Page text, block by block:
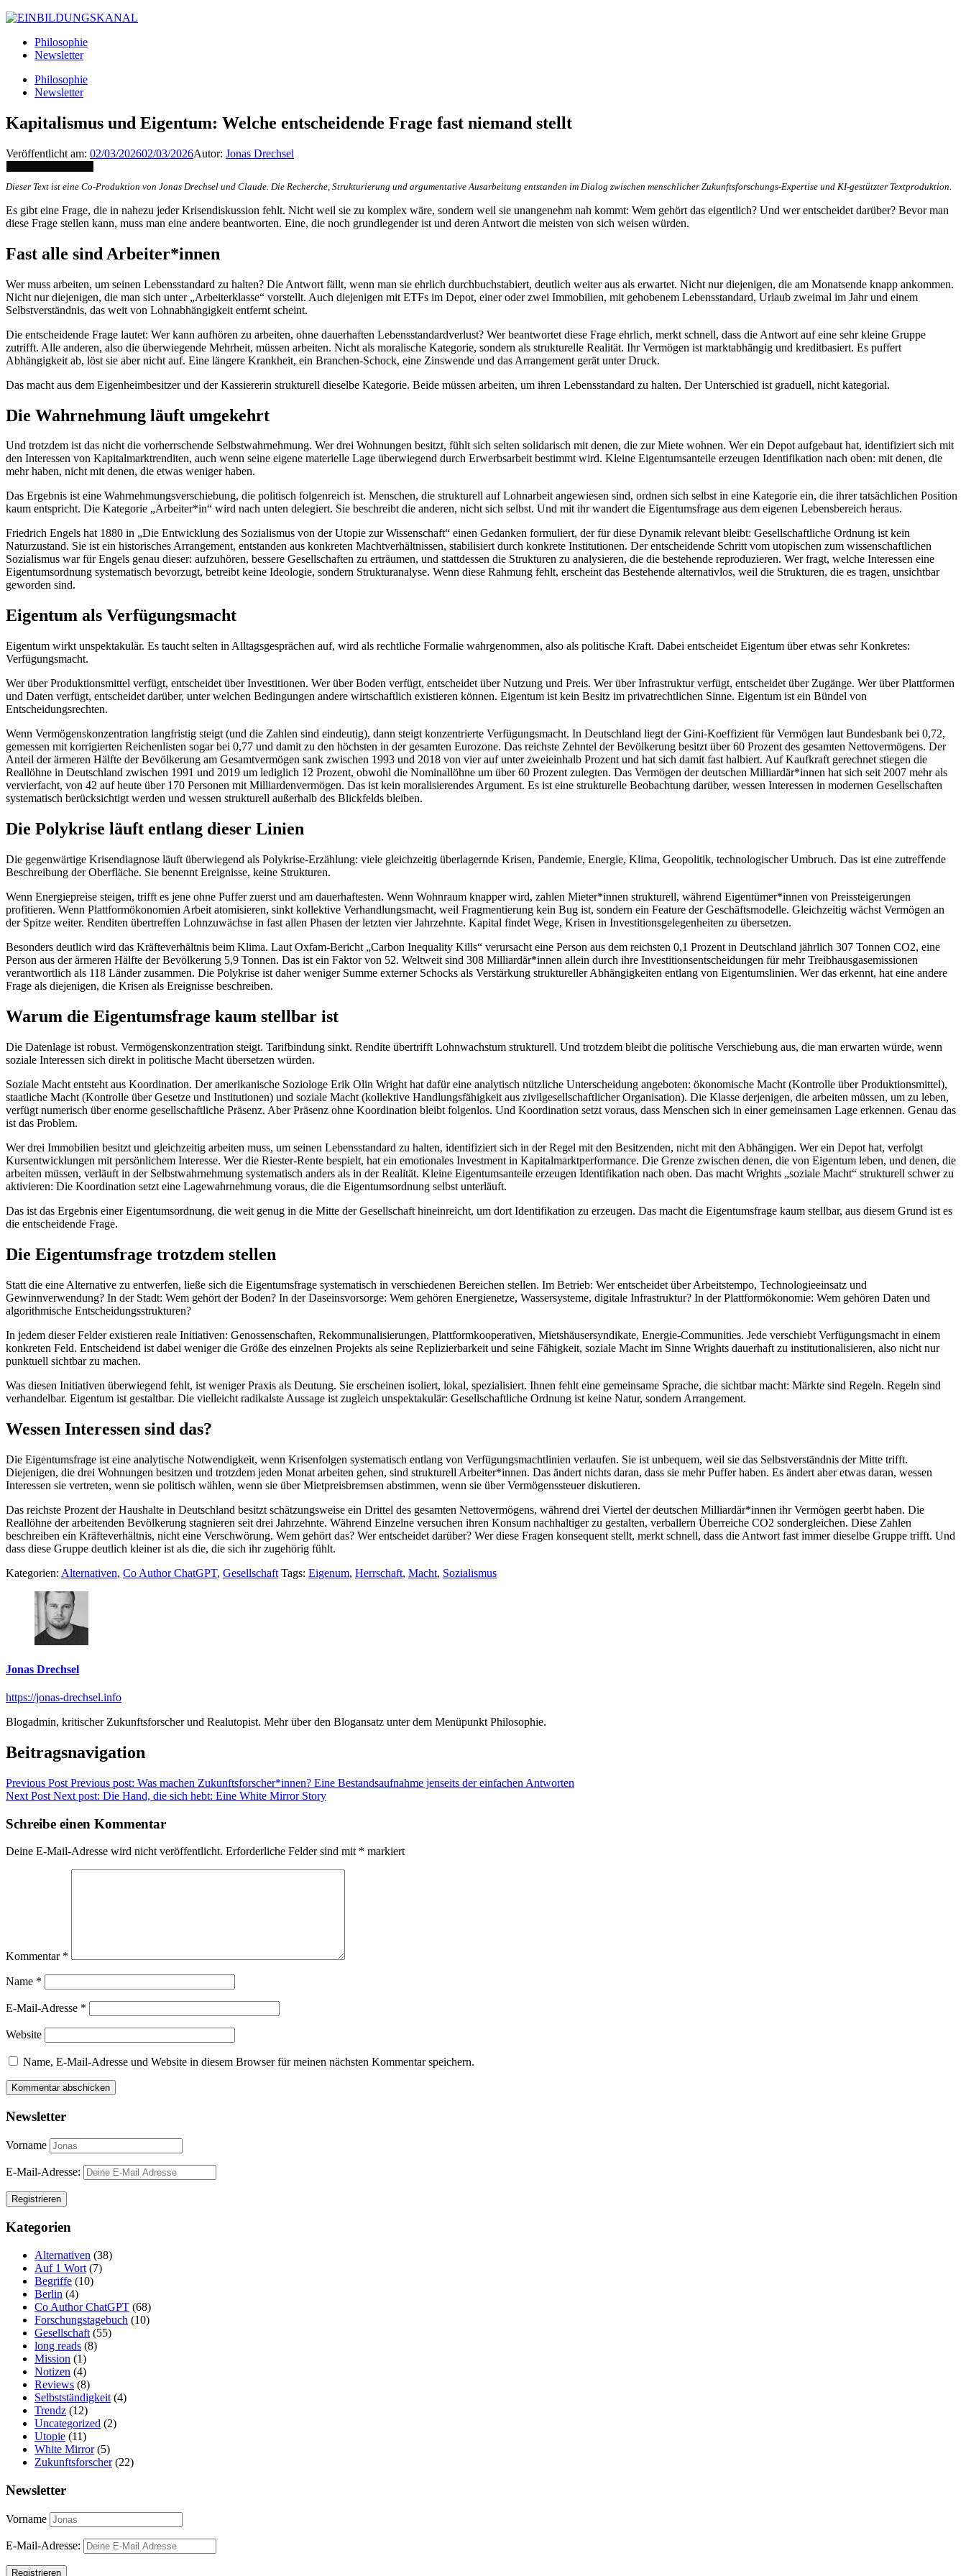
Philosophie
Newsletter
Philosophie
Newsletter
Kapitalismus und Eigentum: Welche entscheidende Frage fast niemand stellt
Veröffentlicht am: 02/03/202602/03/2026Autor: Jonas Drechsel
Dieser Text ist eine Co-Produktion von Jonas Drechsel und Claude. Die Recherche, Strukturierung und argumentative Ausarbeitung entstanden im Dialog zwischen menschlicher Zukunftsforschungs-Expertise und KI-gestützter Textproduktion.
Es gibt eine Frage, die in nahezu jeder Krisendiskussion fehlt. Nicht weil sie zu komplex wäre, sondern weil sie unangenehm nah kommt: Wem gehört das eigentlich? Und wer entscheidet darüber? Bevor man
diese Frage stellen kann, muss man eine andere beantworten. Eine, die noch grundlegender ist und deren Antwort die meisten von sich weisen würden.
Fast alle sind Arbeiter*innen
Wer muss arbeiten, um seinen Lebensstandard zu halten? Die Antwort fällt, wenn man sie ehrlich durchbuchstabiert, deutlich weiter aus als erwartet. Nicht nur diejenigen, die am Monatsende knapp ankommen.
Nicht nur diejenigen, die man sich unter „Arbeiterklasse“ vorstellt. Auch diejenigen mit ETFs im Depot, einer oder zwei Immobilien, mit gehobenem Lebensstandard, Urlaub zweimal im Jahr und einem
Selbstverständnis, das weit von Lohnabhängigkeit entfernt scheint.
Die entscheidende Frage lautet: Wer kann aufhören zu arbeiten, ohne dauerhaften Lebensstandardverlust? Wer beantwortet diese Frage ehrlich, merkt schnell, dass die Antwort auf eine sehr kleine Gruppe
zutrifft. Alle anderen, also die überwiegende Mehrheit, müssen arbeiten. Nicht als moralische Kategorie, sondern als strukturelle Realität. Ihr Vermögen ist marktabhängig und kreditbasiert. Es puffert
Abhängigkeit ab, löst sie aber nicht auf. Eine längere Krankheit, ein Branchen-Schock, eine Zinswende und das Arrangement gerät unter Druck.
Das macht aus dem Eigenheimbesitzer und der Kassiererin strukturell dieselbe Kategorie. Beide müssen arbeiten, um ihren Lebensstandard zu halten. Der Unterschied ist graduell, nicht kategorial.
Die Wahrnehmung läuft umgekehrt
Und trotzdem ist das nicht die vorherrschende Selbstwahrnehmung. Wer drei Wohnungen besitzt, fühlt sich selten solidarisch mit denen, die zur Miete wohnen. Wer ein Depot aufgebaut hat, identifiziert sich mit
den Interessen von Kapitalmarktrenditen, auch wenn seine eigene materielle Lage überwiegend durch Erwerbsarbeit bestimmt wird. Kleine Eigentumsanteile erzeugen Identifikation nach oben: mit denen, die
mehr haben, nicht mit denen, die etwas weniger haben.
Das Ergebnis ist eine Wahrnehmungsverschiebung, die politisch folgenreich ist. Menschen, die strukturell auf Lohnarbeit angewiesen sind, ordnen sich selbst in eine Kategorie ein, die ihrer tatsächlichen Position
kaum entspricht. Die Kategorie „Arbeiter*in“ wird nach unten delegiert. Sie beschreibt die anderen, nicht sich selbst. Und mit ihr wandert die Eigentumsfrage aus dem eigenen Lebensbereich heraus.
Friedrich Engels hat 1880 in „Die Entwicklung des Sozialismus von der Utopie zur Wissenschaft“ einen Gedanken formuliert, der für diese Dynamik relevant bleibt: Gesellschaftliche Ordnung ist kein
Naturzustand. Sie ist ein historisches Arrangement, entstanden aus konkreten Machtverhältnissen, stabilisiert durch konkrete Institutionen. Der entscheidende Schritt vom utopischen zum wissenschaftlichen
Sozialismus war für Engels genau dieser: aufzuhören, bessere Gesellschaften zu erträumen, und stattdessen die Strukturen zu analysieren, die die bestehende reproduzieren. Wer fragt, welche Interessen eine
Eigentumsordnung systematisch bevorzugt, betreibt keine Ideologie, sondern Strukturanalyse. Wenn diese Rahmung fehlt, erscheint das Bestehende alternativlos, weil die Strukturen, die es tragen, unsichtbar
geworden sind.
Eigentum als Verfügungsmacht
Eigentum wirkt unspektakulär. Es taucht selten in Alltagsgesprächen auf, wird als rechtliche Formalie wahrgenommen, also als politische Kraft. Dabei entscheidet Eigentum über etwas sehr Konkretes:
Verfügungsmacht.
Wer über Produktionsmittel verfügt, entscheidet über Investitionen. Wer über Boden verfügt, entscheidet über Nutzung und Preis. Wer über Infrastruktur verfügt, entscheidet über Zugänge. Wer über Plattformen
und Daten verfügt, entscheidet darüber, unter welchen Bedingungen andere wirtschaftlich existieren können. Eigentum ist kein Besitz im privatrechtlichen Sinne. Eigentum ist ein Bündel von
Entscheidungsrechten.
Wenn Vermögenskonzentration langfristig steigt (und die Zahlen sind eindeutig), dann steigt konzentrierte Verfügungsmacht. In Deutschland liegt der Gini-Koeffizient für Vermögen laut Bundesbank bei 0,72,
gemessen mit korrigierten Reichenlisten sogar bei 0,77 und damit zu den höchsten in der gesamten Eurozone. Das reichste Zehntel der Bevölkerung besitzt über 60 Prozent des gesamten Nettovermögens. Der
Anteil der ärmeren Hälfte der Bevölkerung am Gesamtvermögen sank zwischen 1993 und 2018 von vier auf unter zweieinhalb Prozent und hat sich damit fast halbiert. Auf Kaufkraft gerechnet stiegen die
Reallöhne in Deutschland zwischen 1991 und 2019 um lediglich 12 Prozent, obwohl die Nominallöhne um über 60 Prozent zulegten. Das Vermögen der deutschen Milliardär*innen hat sich seit 2007 mehr als
vervierfacht, von 42 auf heute über 170 Personen mit Milliardenvermögen. Das ist kein moralisierendes Argument. Es ist eine strukturelle Beobachtung darüber, wessen Interessen in modernen Gesellschaften
systematisch berücksichtigt werden und wessen strukturell außerhalb des Blickfelds bleiben.
Die Polykrise läuft entlang dieser Linien
Die gegenwärtige Krisendiagnose läuft überwiegend als Polykrise-Erzählung: viele gleichzeitig überlagernde Krisen, Pandemie, Energie, Klima, Geopolitik, technologischer Umbruch. Das ist eine zutreffende
Beschreibung der Oberfläche. Sie benennt Ereignisse, keine Strukturen.
Wenn Energiepreise steigen, trifft es jene ohne Puffer zuerst und am dauerhaftesten. Wenn Wohnraum knapper wird, zahlen Mieter*innen strukturell, während Eigentümer*innen von Preissteigerungen
profitieren. Wenn Plattformökonomien Arbeit atomisieren, sinkt kollektive Verhandlungsmacht, weil Fragmentierung kein Bug ist, sondern ein Feature der Geschäftsmodelle. Gleichzeitig wächst Vermögen an
der Spitze weiter. Renditen übertreffen Lohnzuwächse in fast allen Phasen der letzten vier Jahrzehnte. Kapital findet Wege, Krisen in Investitionsgelegenheiten zu übersetzen.
Besonders deutlich wird das Kräfteverhältnis beim Klima. Laut Oxfam-Bericht „Carbon Inequality Kills“ verursacht eine Person aus dem reichsten 0,1 Prozent in Deutschland jährlich 307 Tonnen CO2, eine
Person aus der ärmeren Hälfte der Bevölkerung 5,9 Tonnen. Das ist ein Faktor von 52. Weltweit sind 308 Milliardär*innen allein durch ihre Investitionsentscheidungen für mehr Treibhausgasemissionen
verantwortlich als 118 Länder zusammen. Die Polykrise ist daher weniger Summe externer Schocks als Verstärkung struktureller Abhängigkeiten entlang von Eigentumslinien. Wer das erkennt, hat eine andere
Frage als diejenigen, die Krisen als Ereignisse beschreiben.
Warum die Eigentumsfrage kaum stellbar ist
Die Datenlage ist robust. Vermögenskonzentration steigt. Tarifbindung sinkt. Rendite übertrifft Lohnwachstum strukturell. Und trotzdem bleibt die politische Verschiebung aus, die man erwarten würde, wenn
soziale Interessen sich direkt in politische Macht übersetzen würden.
Soziale Macht entsteht aus Koordination. Der amerikanische Soziologe Erik Olin Wright hat dafür eine analytisch nützliche Unterscheidung angeboten: ökonomische Macht (Kontrolle über Produktionsmittel),
staatliche Macht (Kontrolle über Gesetze und Institutionen) und soziale Macht (kollektive Handlungsfähigkeit aus zivilgesellschaftlicher Organisation). Die Klasse derjenigen, die arbeiten müssen, um zu leben,
verfügt numerisch über enorme gesellschaftliche Präsenz. Aber Präsenz ohne Koordination bleibt folgenlos. Und Koordination setzt voraus, dass Menschen sich in einer gemeinsamen Lage erkennen. Genau das
ist das Problem.
Wer drei Immobilien besitzt und gleichzeitig arbeiten muss, um seinen Lebensstandard zu halten, identifiziert sich in der Regel mit den Besitzenden, nicht mit den Abhängigen. Wer ein Depot hat, verfolgt
Kursentwicklungen mit persönlichem Interesse. Wer die Riester-Rente bespielt, hat ein emotionales Investment in Kapitalmarktperformance. Die Grenze zwischen denen, die von Eigentum leben, und denen, die
arbeiten müssen, verläuft in der Selbstwahrnehmung systematisch anders als in der Realität. Kleine Eigentumsanteile erzeugen Identifikation nach oben. Das macht Wrights „soziale Macht“ strukturell schwer zu
aktivieren: Die Koordination setzt eine Lagewahrnehmung voraus, die die Eigentumsordnung selbst unterläuft.
Das ist das Ergebnis einer Eigentumsordnung, die weit genug in die Mitte der Gesellschaft hineinreicht, um dort Identifikation zu erzeugen. Das macht die Eigentumsfrage kaum stellbar, aus diesem Grund ist es
die entscheidende Frage.
Die Eigentumsfrage trotzdem stellen
Statt die eine Alternative zu entwerfen, ließe sich die Eigentumsfrage systematisch in verschiedenen Bereichen stellen. Im Betrieb: Wer entscheidet über Arbeitstempo, Technologieeinsatz und
Gewinnverwendung? In der Stadt: Wem gehört der Boden? In der Daseinsvorsorge: Wem gehören Energienetze, Wassersysteme, digitale Infrastruktur? In der Plattformökonomie: Wem gehören Daten und
algorithmische Entscheidungsstrukturen?
In jedem dieser Felder existieren reale Initiativen: Genossenschaften, Rekommunalisierungen, Plattformkooperativen, Mietshäusersyndikate, Energie-Communities. Jede verschiebt Verfügungsmacht in einem
konkreten Feld. Entscheidend ist dabei weniger die Größe des einzelnen Projekts als seine Replizierbarkeit und seine Fähigkeit, soziale Macht im Sinne Wrights dauerhaft zu institutionalisieren, also nicht nur
punktuell sichtbar zu machen.
Was diesen Initiativen überwiegend fehlt, ist weniger Praxis als Deutung. Sie erscheinen isoliert, lokal, spezialisiert. Ihnen fehlt eine gemeinsame Sprache, die sichtbar macht: Märkte sind Regeln. Regeln sind
verhandelbar. Eigentum ist gestaltbar. Die vielleicht radikalste Aussage ist zugleich unspektakulär: Gesellschaftliche Ordnung ist keine Natur, sondern Arrangement.
Wessen Interessen sind das?
Die Eigentumsfrage ist eine analytische Notwendigkeit, wenn Krisenfolgen systematisch entlang von Verfügungsmachtlinien verlaufen. Sie ist unbequem, weil sie das Selbstverständnis der Mitte trifft.
Diejenigen, die drei Wohnungen besitzen und trotzdem jeden Monat arbeiten gehen, sind strukturell Arbeiter*innen. Das ändert nichts daran, dass sie mehr Puffer haben. Es ändert aber etwas daran, wessen
Interessen sie vertreten, wenn sie politisch wählen, wenn sie über Mietpreisbremsen abstimmen, wenn sie über Vermögenssteuer diskutieren.
Das reichste Prozent der Haushalte in Deutschland besitzt schätzungsweise ein Drittel des gesamten Nettovermögens, während drei Viertel der deutschen Milliardär*innen ihr Vermögen geerbt haben. Die
Reallöhne der arbeitenden Bevölkerung stagnieren seit drei Jahrzehnte. Während Einzelne versuchen ihren Konsum nachhaltiger zu gestalten, verballern Überreiche CO2 sondergleichen. Diese Zahlen
beschreiben ein Kräfteverhältnis, nicht eine Verschwörung. Wem gehört das? Wer entscheidet darüber? Wer diese Fragen konsequent stellt, merkt schnell, dass die Antwort fast immer dieselbe Gruppe trifft. Und
dass diese Gruppe deutlich kleiner ist als die, die sich ihr zugehörig fühlt.
Kategorien: Alternativen, Co Author ChatGPT, Gesellschaft Tags: Eigenum, Herrschaft, Macht, Sozialismus
Jonas Drechsel
https://jonas-drechsel.info
Blogadmin, kritischer Zukunftsforscher und Realutopist. Mehr über den Blogansatz unter dem Menüpunkt Philosophie.
Beitragsnavigation
Previous Post Previous post: Was machen Zukunftsforscher*innen? Eine Bestandsaufnahme jenseits der einfachen Antworten
Next Post Next post: Die Hand, die sich hebt: Eine White Mirror Story
Schreibe einen Kommentar
Deine E-Mail-Adresse wird nicht veröffentlicht. Erforderliche Felder sind mit * markiert
Kommentar *
Name *
E-Mail-Adresse *
Website
Name, E-Mail-Adresse und Website in diesem Browser für meinen nächsten Kommentar speichern.
Newsletter
Vorname
E-Mail-Adresse:
Kategorien
Alternativen (38)
Auf 1 Wort (7)
Begriffe (10)
Berlin (4)
Co Author ChatGPT (68)
Forschungstagebuch (10)
Gesellschaft (55)
long reads (8)
Mission (1)
Notizen (4)
Reviews (8)
Selbstständigkeit (4)
Trendz (12)
Uncategorized (2)
Utopie (11)
White Mirror(5)
Zukunftsforscher(22)
Newsletter
Vorname
E-Mail-Adresse: